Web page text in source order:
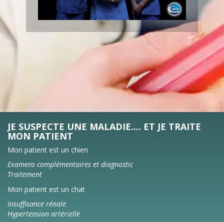
JE SUSPECTE UNE MALADIE.... ET JE TRAITE
MON PATIENT
Mon patient est un chien
Examens complémentaires et diagnostic
Traitement
Mon patient est un chat
Insuffisance rénale
Hypertension artérielle